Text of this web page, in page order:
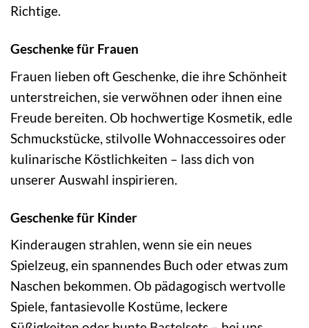
Richtige.
Geschenke für Frauen
Frauen lieben oft Geschenke, die ihre Schönheit
unterstreichen, sie verwöhnen oder ihnen eine
Freude bereiten. Ob hochwertige Kosmetik, edle
Schmuckstücke, stilvolle Wohnaccessoires oder
kulinarische Köstlichkeiten – lass dich von
unserer Auswahl inspirieren.
Geschenke für Kinder
Kinderaugen strahlen, wenn sie ein neues
Spielzeug, ein spannendes Buch oder etwas zum
Naschen bekommen. Ob pädagogisch wertvolle
Spiele, fantasievolle Kostüme, leckere